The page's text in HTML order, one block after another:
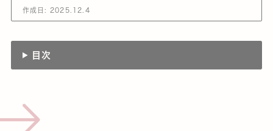
作成日: 2025.12.4
目次